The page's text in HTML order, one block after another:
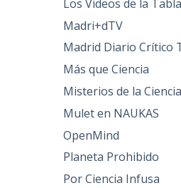
Los Videos de la
Madri+dTV
Madrid Diario Crítico
Más que Ciencia
Misterios de la Ciencia
Mulet en NAUKAS
OpenMind
Planeta Prohibido
Por Ciencia Infusa